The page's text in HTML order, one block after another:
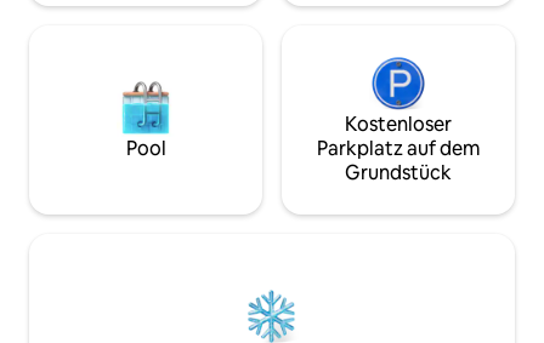
Street und zum internationalen
Pool
Kostenloser
Parkplatz auf dem
Grundstück